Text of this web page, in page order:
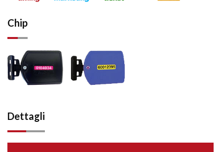
Chip
Dettagli